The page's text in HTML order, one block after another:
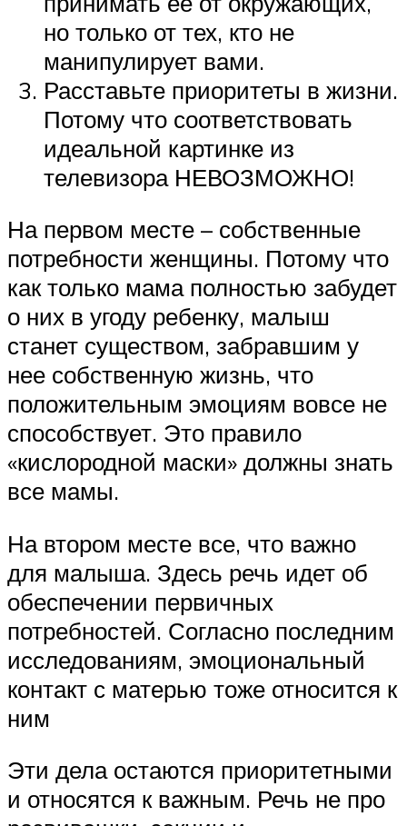
но только от тех, кто не
манипулирует вами.
Расставьте приоритеты в жизни.
Потому что соответствовать
идеальной картинке из
телевизора НЕВОЗМОЖНО!
На первом месте – собственные
потребности женщины. Потому что
как только мама полностью забудет
о них в угоду ребенку, малыш
станет существом, забравшим у
нее собственную жизнь, что
положительным эмоциям вовсе не
способствует. Это правило
«кислородной маски» должны знать
все мамы.
На втором месте все, что важно
для малыша. Здесь речь идет об
обеспечении первичных
потребностей. Согласно последним
исследованиям, эмоциональный
контакт с матерью тоже относится к
ним
Эти дела остаются приоритетными
и относятся к важным. Речь не про